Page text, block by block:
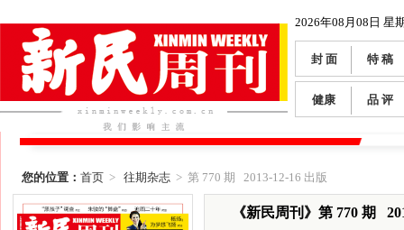
2026年08月08日 星
封 面 特 稿
健康 品 评
您的位置： 首页> 往期杂志> 第 770 期 2013-12-16 出版
《新民周刊》第 770 期